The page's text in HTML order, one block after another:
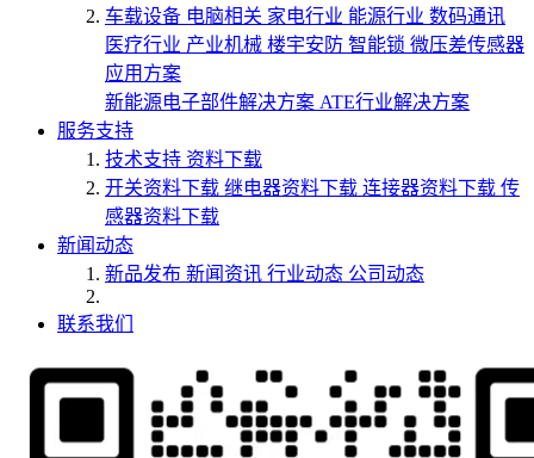
车载设备 电脑相关 家电行业 能源行业 数码通讯
医疗行业 产业机械 楼宇安防 智能锁 微压差传感器
应用方案
新能源电子部件解决方案 ATE行业解决方案
服务支持
技术支持 资料下载
开关资料下载 继电器资料下载 连接器资料下载 传
感器资料下载
新闻动态
新品发布 新闻资讯 行业动态 公司动态
联系我们